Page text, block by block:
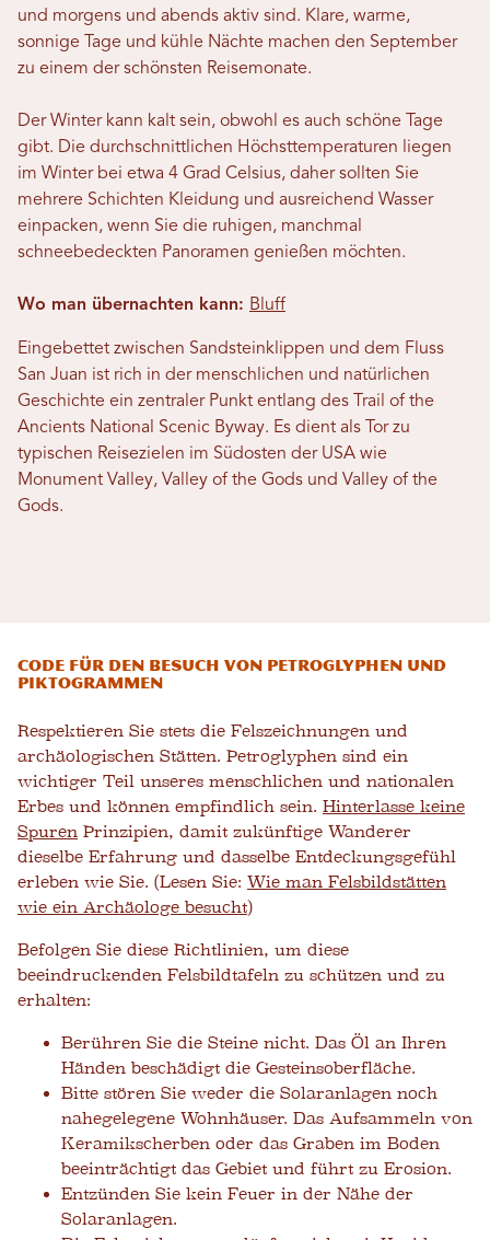
und morgens und abends aktiv sind. Klare, warme,
sonnige Tage und kühle Nächte machen den September
zu einem der schönsten Reisemonate.
Der Winter kann kalt sein, obwohl es auch schöne Tage
gibt. Die durchschnittlichen Höchsttemperaturen liegen
im Winter bei etwa 4 Grad Celsius, daher sollten Sie
mehrere Schichten Kleidung und ausreichend Wasser
einpacken, wenn Sie die ruhigen, manchmal
schneebedeckten Panoramen genießen möchten.
Wo man übernachten kann: Bluff
Eingebettet zwischen Sandsteinklippen und dem Fluss
San Juan ist rich in der menschlichen und natürlichen
Geschichte ein zentraler Punkt entlang des Trail of the
Ancients National Scenic Byway. Es dient als Tor zu
typischen Reisezielen im Südosten der USA wie
Monument Valley, Valley of the Gods und Valley of the
Gods.
Code für den Besuch von Petroglyphen und
Piktogrammen
Respektieren Sie stets die Felszeichnungen und
archäologischen Stätten. Petroglyphen sind ein
wichtiger Teil unseres menschlichen und nationalen
Erbes und können empfindlich sein. Hinterlasse keine
Spuren Prinzipien, damit zukünftige Wanderer
dieselbe Erfahrung und dasselbe Entdeckungsgefühl
erleben wie Sie. (Lesen Sie: Wie man Felsbildstätten
wie ein Archäologe besucht)
Befolgen Sie diese Richtlinien, um diese
beeindruckenden Felsbildtafeln zu schützen und zu
erhalten:
Berühren Sie die Steine ​​nicht. Das Öl an Ihren
Händen beschädigt die Gesteinsoberfläche.
Bitte stören Sie weder die Solaranlagen noch
nahegelegene Wohnhäuser. Das Aufsammeln von
Keramikscherben oder das Graben im Boden
beeinträchtigt das Gebiet und führt zu Erosion.
Entzünden Sie kein Feuer in der Nähe der
Solaranlagen.